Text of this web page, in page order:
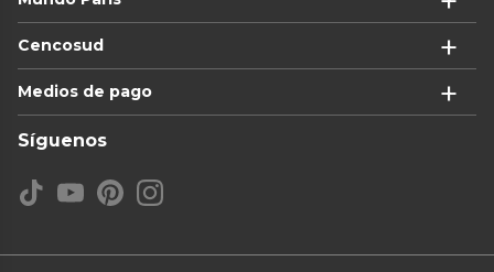
Cencosud
Medios de pago
Síguenos